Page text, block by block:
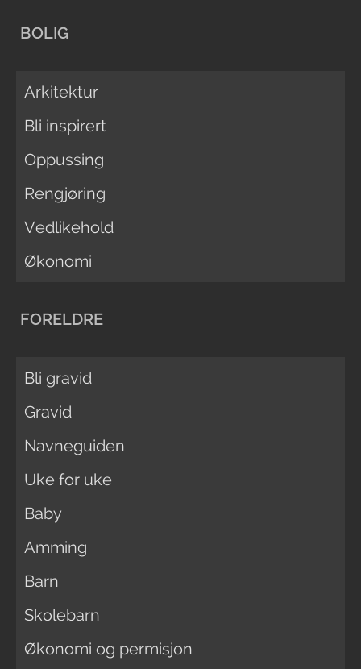
BOLIG
Arkitektur
Bli inspirert
Oppussing
Rengjøring
Vedlikehold
Økonomi
FORELDRE
Bli gravid
Gravid
Navneguiden
Uke for uke
Baby
Amming
Barn
Skolebarn
Økonomi og permisjon